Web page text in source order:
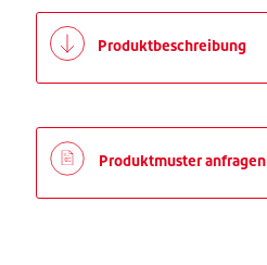
Produktbeschreibung
Produktmuster anfragen